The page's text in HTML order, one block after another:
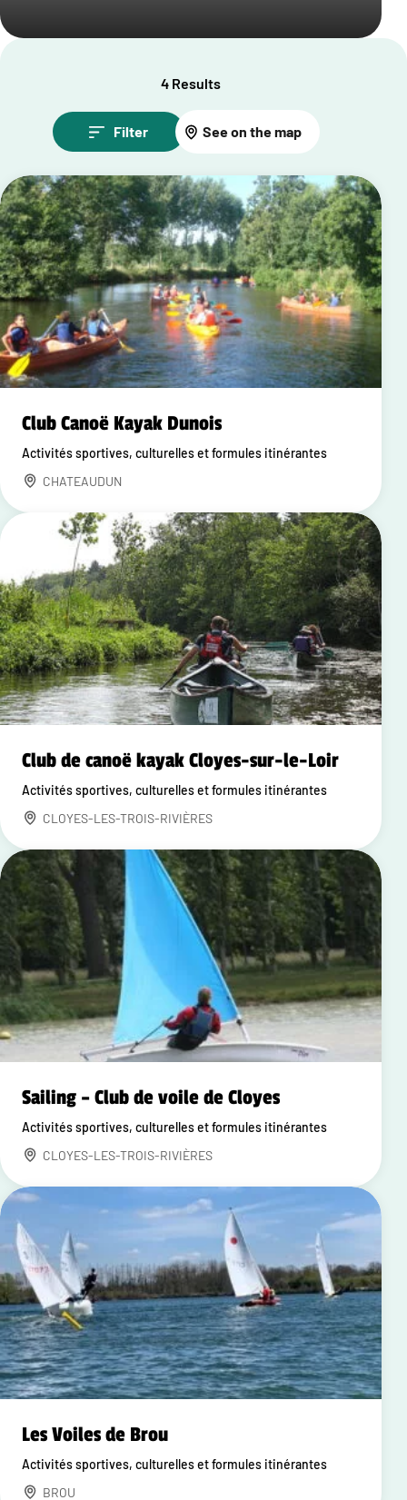
4 Results
Filter See on the map
Club Canoë Kayak Dunois
Activités sportives, culturelles et formules itinérantes
CHATEAUDUN
Club de canoë kayak Cloyes-sur-le-Loir
Activités sportives, culturelles et formules itinérantes
CLOYES-LES-TROIS-RIVIÈRES
Sailing – Club de voile de Cloyes
Activités sportives, culturelles et formules itinérantes
CLOYES-LES-TROIS-RIVIÈRES
Les Voiles de Brou
Activités sportives, culturelles et formules itinérantes
BROU